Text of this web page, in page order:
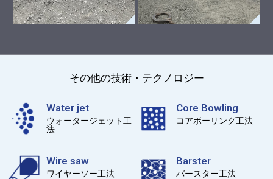
その他の技術・テクノロジー
Water jet
ウォータージェット工
法
Core Bowling
コアボーリング工法
Wire saw
ワイヤーソー工法
Barster
バースター工法